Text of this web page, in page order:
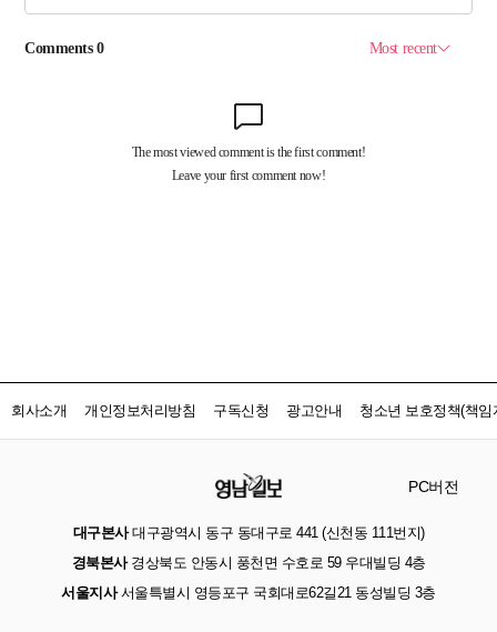
회사소개 개인정보처리방침 구독신청 광고안내 청소년 보호정책(책임
PC버전
대구본사대구광역시 동구 동대구로 441 (신천동 111번지)
경북본사경상북도 안동시 풍천면 수호로 59 우대빌딩 4층
서울지사서울특별시 영등포구 국회대로62길21 동성빌딩 3층